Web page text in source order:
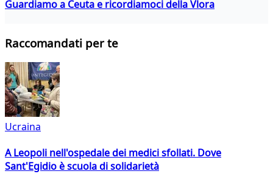
Guardiamo a Ceuta e ricordiamoci della Vlora
Raccomandati per te
Ucraina
A Leopoli nell'ospedale dei medici sfollati. Dove
Sant'Egidio è scuola di solidarietà